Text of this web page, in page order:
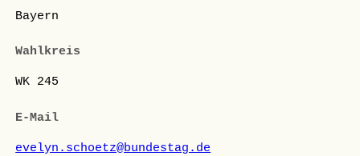
Bayern
Wahlkreis
WK 245
E-Mail
evelyn.schoetz@bundestag.de